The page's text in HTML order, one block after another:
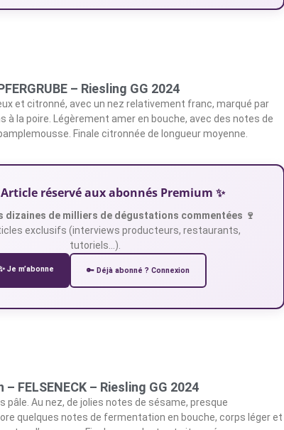
– Riesling GG 2024
et citronné, avec un nez relativement franc, marqué par
à la poire. Légèrement amer en bouche, avec des notes de
Finale citronnée de longueur moyenne.
réservé aux abonnés Premium ✨
dizaines de milliers de dégustations commentées 🍷
exclusifs (interviews producteurs, restaurants,
tutoriels…).
Je m’abonne 🔑 Déjà abonné ? Connexion
FELSENECK – Riesling GG 2024
pâle. Au nez, de jolies notes de sésame, presque
quelques notes de fermentation en bouche, corps léger et